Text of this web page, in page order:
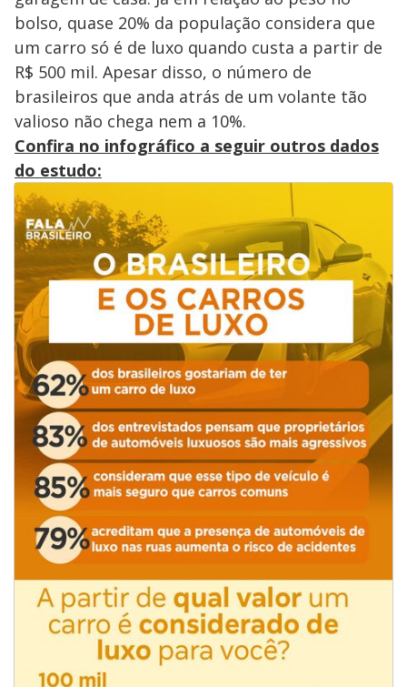
bolso, quase 20% da população considera que
um carro só é de luxo quando custa a partir de
R$ 500 mil. Apesar disso, o número de
brasileiros que anda atrás de um volante tão
valioso não chega nem a 10%.
Confira no infográfico a seguir outros dados
do estudo: